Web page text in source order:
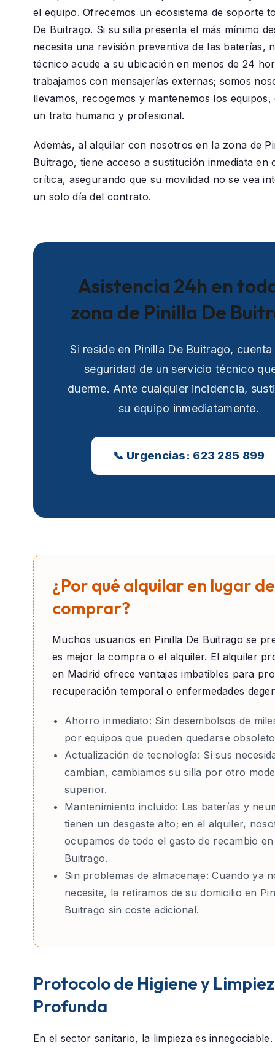
el equipo. Ofrecemos un ecosistema de soporte
De Buitrago. Si su silla presenta el más mínimo
necesita una revisión preventiva de las baterías,
técnico acude a su ubicación en menos de 24
trabajamos con mensajerías externas; somos
llevamos, recogemos y mantenemos los
un trato humano y profesional.
Además, al alquilar con nosotros en la zona de
Buitrago, tiene acceso a sustitución inmediata en
crítica, asegurando que su movilidad no se vea
un solo día del contrato.
Asistencia 24h en
zona de Pinilla De
Si reside en Pinilla De Buitrago,
seguridad de un servicio técnico
duerme. Ante cualquier incidencia,
su equipo inmediatamente.
📞 Urgencias: 623 285 899
¿Por qué alquilar en lugar de
comprar?
Muchos usuarios en Pinilla De Buitrago se
es mejor la compra o el alquiler. El alquiler
en Madrid ofrece ventajas imbatibles para
recuperación temporal o enfermedades
Ahorro inmediato: Sin desembolsos de
por equipos que pueden quedarse
Actualización de tecnología: Si sus
cambian, cambiamos su silla por otro
superior.
Mantenimiento incluido: Las baterías y
tienen un desgaste alto; en el alquiler,
ocupamos de todo el gasto de recambio
Buitrago.
Sin problemas de almacenaje: Cuando ya
necesite, la retiramos de su domicilio en
Buitrago sin coste adicional.
Protocolo de Higiene y
Profunda
En el sector sanitario, la limpieza es